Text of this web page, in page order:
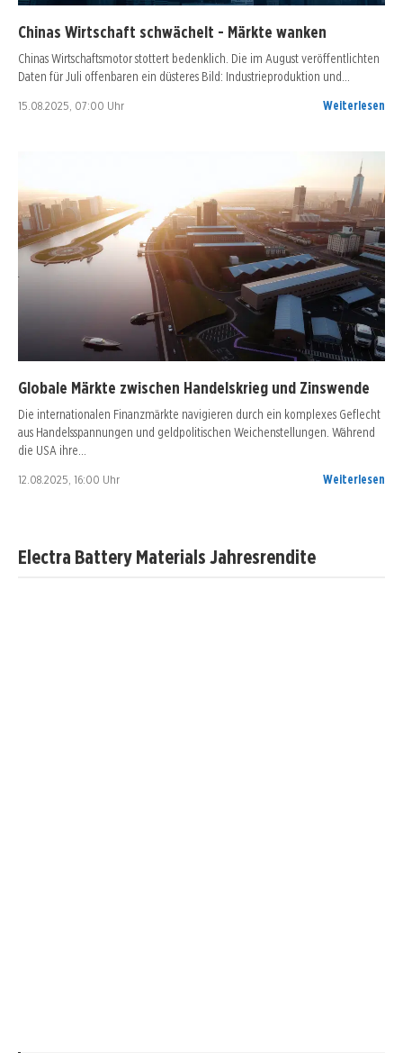
Chinas Wirtschaft schwächelt - Märkte wanken
Chinas Wirtschaftsmotor stottert bedenklich. Die im August veröffentlichten
Daten für Juli offenbaren ein düsteres Bild: Industrieproduktion und…
15.08.2025, 07:00 Uhr Weiterlesen
Globale Märkte zwischen Handelskrieg und Zinswende
Die internationalen Finanzmärkte navigieren durch ein komplexes Geflecht
aus Handelsspannungen und geldpolitischen Weichenstellungen. Während
die USA ihre…
12.08.2025, 16:00 Uhr Weiterlesen
Electra Battery Materials Jahresrendite